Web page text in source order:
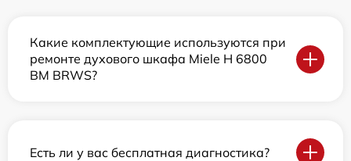
Какие комплектующие используются при
ремонте духового шкафа Miele H 6800
BM BRWS?
Есть ли у вас бесплатная диагностика?